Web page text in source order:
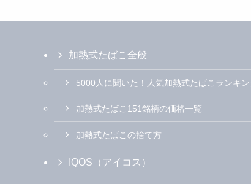
加熱式たばこ全般
5000人に聞いた！人気加熱式たばこランキ
加熱式たばこ151銘柄の価格一覧
加熱式たばこの捨て方
IQOS（アイコス）